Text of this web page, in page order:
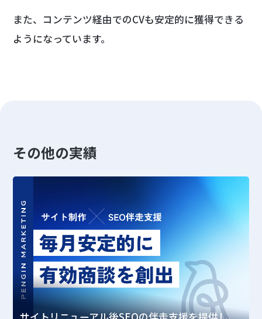
また、コンテンツ経由でのCVも安定的に獲得できる
ようになっています。
その他の実績